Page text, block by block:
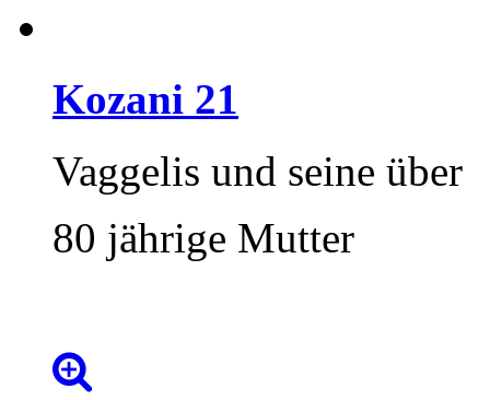
Kozani 21
Vaggelis und seine über
80 jährige Mutter